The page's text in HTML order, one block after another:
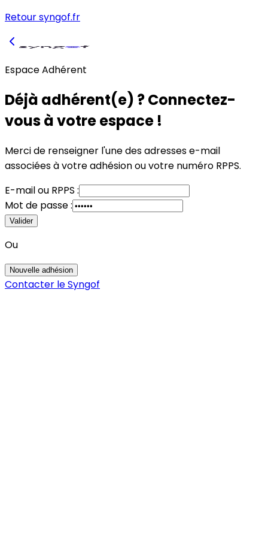
Retour syngof.fr
Espace Adhérent
Déjà adhérent(e) ? Connectez-
vous à votre espace !
Merci de renseigner l'une des adresses e-mail
associées à votre adhésionouvotre numéro RPPS.
E-mailou RPPS :
Mot de passe :
Valider
Ou
Nouvelle adhésion
Contacter le Syngof